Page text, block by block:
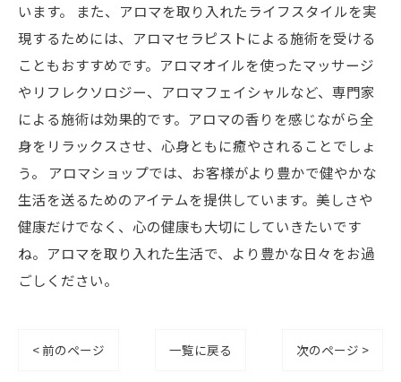
います。 また、アロマを取り入れたライフスタイルを実
現するためには、アロマセラピストによる施術を受ける
こともおすすめです。アロマオイルを使ったマッサージ
やリフレクソロジー、アロマフェイシャルなど、専門家
による施術は効果的です。アロマの香りを感じながら全
身をリラックスさせ、心身ともに癒やされることでしょ
う。 アロマショップでは、お客様がより豊かで健やかな
生活を送るためのアイテムを提供しています。美しさや
健康だけでなく、心の健康も大切にしていきたいです
ね。アロマを取り入れた生活で、より豊かな日々をお過
ごしください。
< 前のページ 一覧に戻る 次のページ >